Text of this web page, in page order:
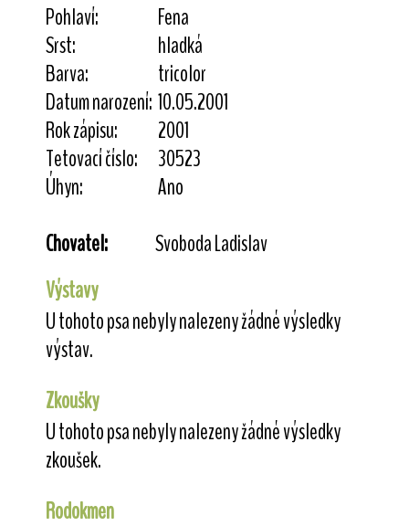
Pohlaví:
Fena
Srst:
hladká
Barva:
tricolor
Datum narození: 10.05.2001
Rok zápisu:
2001
Tetovací číslo:
30523
Úhyn:
Ano
Chovatel:
Svoboda Ladislav
Výstavy
U tohoto psa nebyly nalezeny žádné výsledky
výstav.
Zkoušky
U tohoto psa nebyly nalezeny žádné výsledky
zkoušek.
Rodokmen